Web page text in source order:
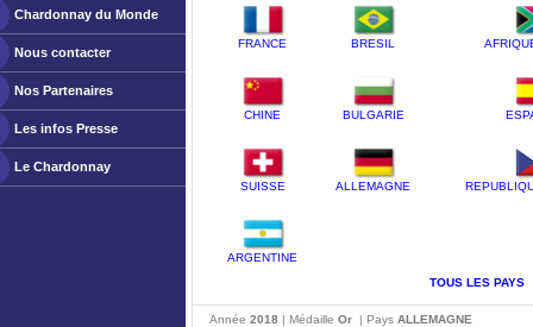
Chardonnay du Monde
Nous contacter
Nos Partenaires
Les infos Presse
Le Chardonnay
FRANCE BRESIL
CHINE BULGARIE
SUISSE ALLEMAGNE
ARGENTINE
TOUS LES PAYS
Année 2018 | Médaille Or | Pays ALLEMAGNE